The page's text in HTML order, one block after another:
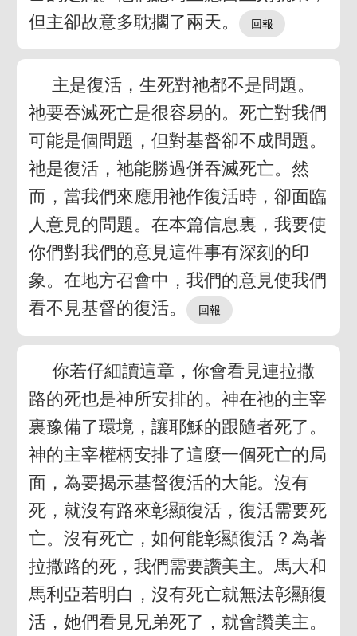
但主卻故意多耽擱了兩天。
主是復活，生死對祂都不是問題。
祂要吞滅死亡是很容易的。死亡對我們
可能是個問題，但對基督卻不成問題。
祂是復活，祂能勝過併吞滅死亡。然
而，當我們來應用祂作復活時，卻面臨
人意見的問題。在本篇信息裏，我要使
你們對我們的意見這件事有深刻的印
象。在地方召會中，我們的意見使我們
看不見基督的復活。
你若仔細讀這章，你會看見連拉撒
路的死也是神所安排的。神在祂的主宰
裏豫備了環境，讓耶穌的跟隨者死了。
神的主宰權柄安排了這麼一個死亡的局
面，為要揭示基督復活的大能。沒有
死，就沒有路來彰顯復活，復活需要死
亡。沒有死亡，如何能彰顯復活？為著
拉撒路的死，我們需要讚美主。馬大和
馬利亞若明白，沒有死亡就無法彰顯復
活，她們看見兄弟死了，就會讚美主。